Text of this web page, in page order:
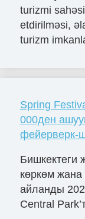
turizmi
etdirilməsi,
turizm
Spring
000ден
фейерверк-
Бишкектеги
көркөм
айланды
Central